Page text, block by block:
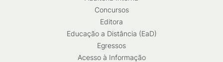
Concursos
Editora
Educação a Distância (EaD)
Egressos
Acesso à Informação